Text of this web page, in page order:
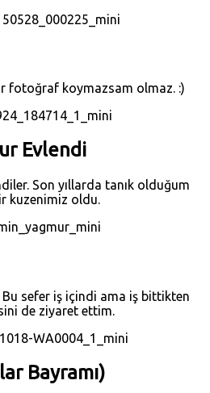
fotoğraf koymazsam olmaz. :)
Evlendi
Son yıllarda tanık olduğum
kuzenimiz oldu.
Bu sefer iş içindi ama iş bittikten
de ziyaret ettim.
Bayramı)